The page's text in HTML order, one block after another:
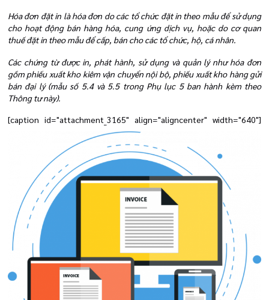
Hóa đơn đặt in là hóa đơn do các tổ chức đặt in theo mẫu để sử dụng
cho hoạt động bán hàng hóa, cung ứng dịch vụ, hoặc do cơ quan
thuế đặt in theo mẫu để cấp, bán cho các tổ chức, hộ, cá nhân.
Các chứng từ được in, phát hành, sử dụng và quản lý như hóa đơn
gồm phiếu xuất kho kiêm vận chuyển nội bộ, phiếu xuất kho hàng gửi
bán đại lý (mẫu số 5.4 và 5.5 trong Phụ lục 5 ban hành kèm theo
Thông tư này).
[caption id="attachment_3165" align="aligncenter" width="640"]